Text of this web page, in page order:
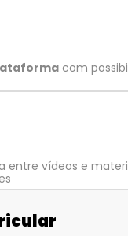
com
entre vídeos e